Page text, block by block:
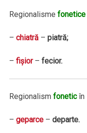
Regionalismefonetice
–chiatră –piatră;
–fişior–fecior.
Regionalismfoneticîn
–geparce –departe.